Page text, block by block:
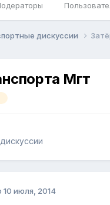
дискуссии
Мгт
10 июля, 2014